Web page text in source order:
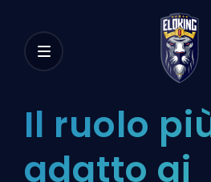
Il ruolo
adatto ai